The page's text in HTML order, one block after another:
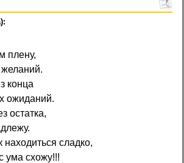
плену,
конца
ожиданий.
остатка,
находиться сладко,
ума схожу!!!